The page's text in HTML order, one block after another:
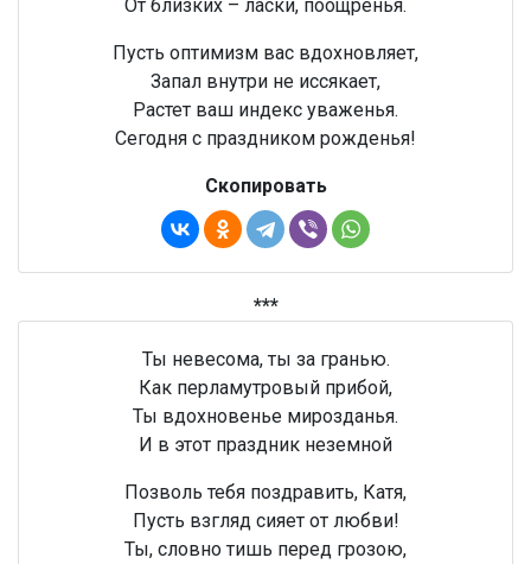
От близких – ласки, поощренья.
Пусть оптимизм вас вдохновляет,
Запал внутри не иссякает,
Растет ваш индекс уваженья.
Сегодня с праздником рожденья!
Скопировать
***
Ты невесома, ты за гранью.
Как перламутровый прибой,
Ты вдохновенье мирозданья.
И в этот праздник неземной
Позволь тебя поздравить, Катя,
Пусть взгляд сияет от любви!
Ты, словно тишь перед грозою,